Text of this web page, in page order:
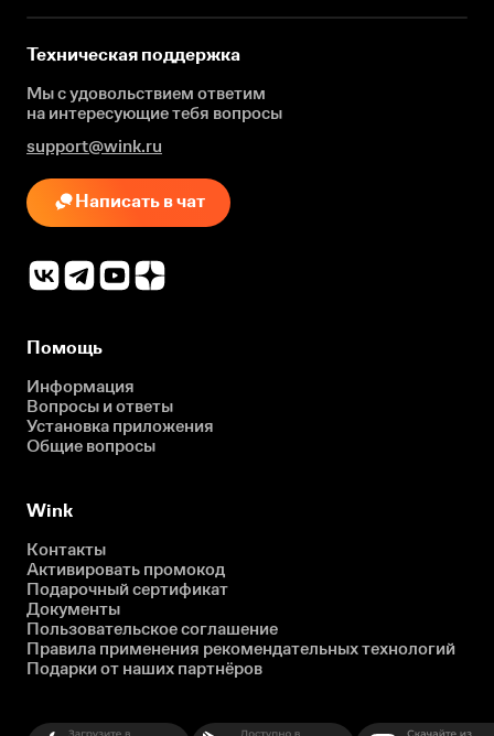
Техническая поддержка
Мы с удовольствием ответим
на интересующиетебя вопросы
support@wink.ru
Написать в чат
Помощь
Информация
Вопросы и ответы
Установка приложения
Общие вопросы
Wink
Контакты
Активировать промокод
Подарочный сертификат
Документы
Пользовательское соглашение
Правила применения рекомендательных технологий
Подарки от наших партнёров